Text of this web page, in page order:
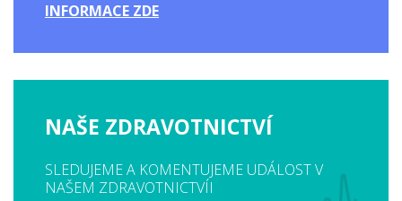
INFORMACE ZDE
NAŠE ZDRAVOTNICTVÍ
SLEDUJEME A KOMENTUJEME UDÁLOST V
NAŠEM ZDRAVOTNICTVÍI